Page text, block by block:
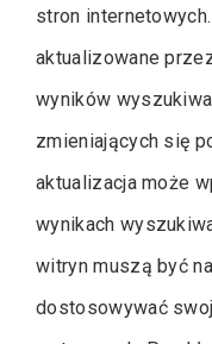
stron
aktualizowane
wyników
zmieniających się
aktualizacja może
wynikach
witryn muszą być
dostosowywać